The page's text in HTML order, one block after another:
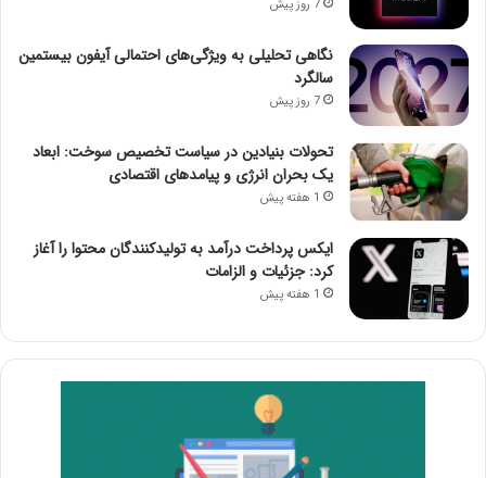
7 روز پیش
نگاهی تحلیلی به ویژگی‌های احتمالی آیفون بیستمین
سالگرد
7 روز پیش
تحولات بنیادین در سیاست تخصیص سوخت: ابعاد
یک بحران انرژی و پیامدهای اقتصادی
1 هفته پیش
ایکس پرداخت درآمد به تولیدکنندگان محتوا را آغاز
کرد: جزئیات و الزامات
1 هفته پیش